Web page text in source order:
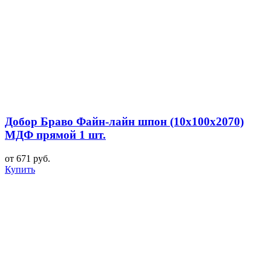
Добор Браво Файн-лайн шпон (10х100х2070)
МДФ прямой 1 шт.
от 671 руб.
Купить